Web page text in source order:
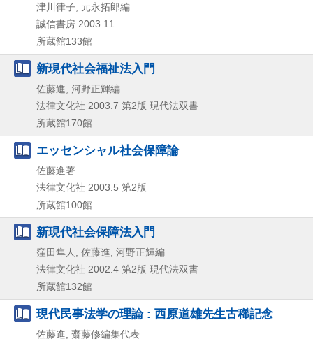
津川律子, 元永拓郎編
誠信書房 2003.11
所蔵館133館
新現代社会福祉法入門
佐藤進, 河野正輝編
法律文化社 2003.7 第2版 現代法双書
所蔵館170館
エッセンシャル社会保障論
佐藤進著
法律文化社 2003.5 第2版
所蔵館100館
新現代社会保障法入門
窪田隼人, 佐藤進, 河野正輝編
法律文化社 2002.4 第2版 現代法双書
所蔵館132館
現代民事法学の理論 : 西原道雄先生古稀記念
佐藤進, 齋藤修編集代表